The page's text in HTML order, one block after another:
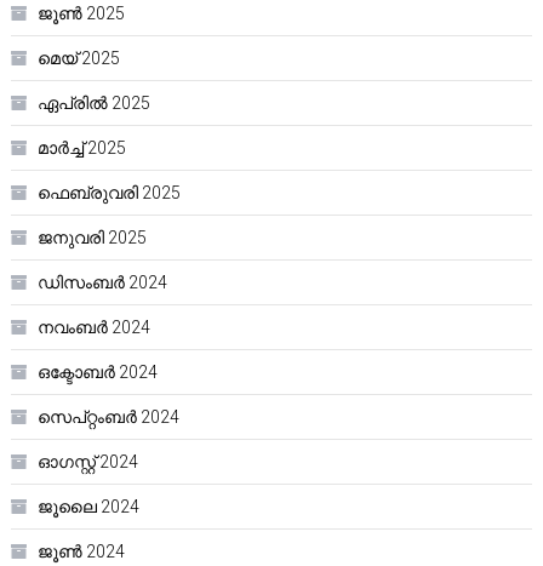
ജൂൺ 2025
മെയ്‌ 2025
ഏപ്രിൽ 2025
മാർച്ച്‌ 2025
ഫെബ്രുവരി 2025
ജനുവരി 2025
ഡിസംബർ 2024
നവംബർ 2024
ഒക്ടോബർ 2024
സെപ്റ്റംബർ 2024
ഓഗസ്റ്റ്‌ 2024
ജൂലൈ 2024
ജൂൺ 2024